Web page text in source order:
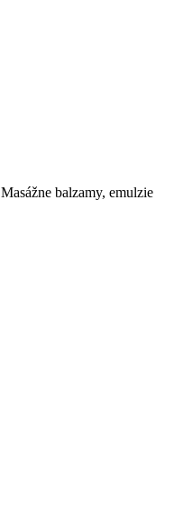
Masážne balzamy, emulzie